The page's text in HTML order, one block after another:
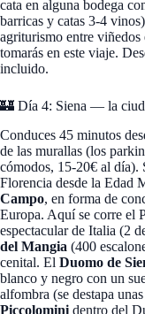
cata en alguna bodega
barricas y catas 3-4
agriturismo entre viñedos
tomarás en este viaje.
incluido.
🏰 Día 4: Siena — la
Conduces 45 minutos
de las murallas (los
cómodos, 15-20€ al día).
Florencia desde la Edad
Campo, en forma de
Europa. Aquí se corre el
espectacular de Italia (2
del Mangia (400
cenital. El Duomo de
blanco y negro con un
alfombra (se destapa
Piccolomini dentro del